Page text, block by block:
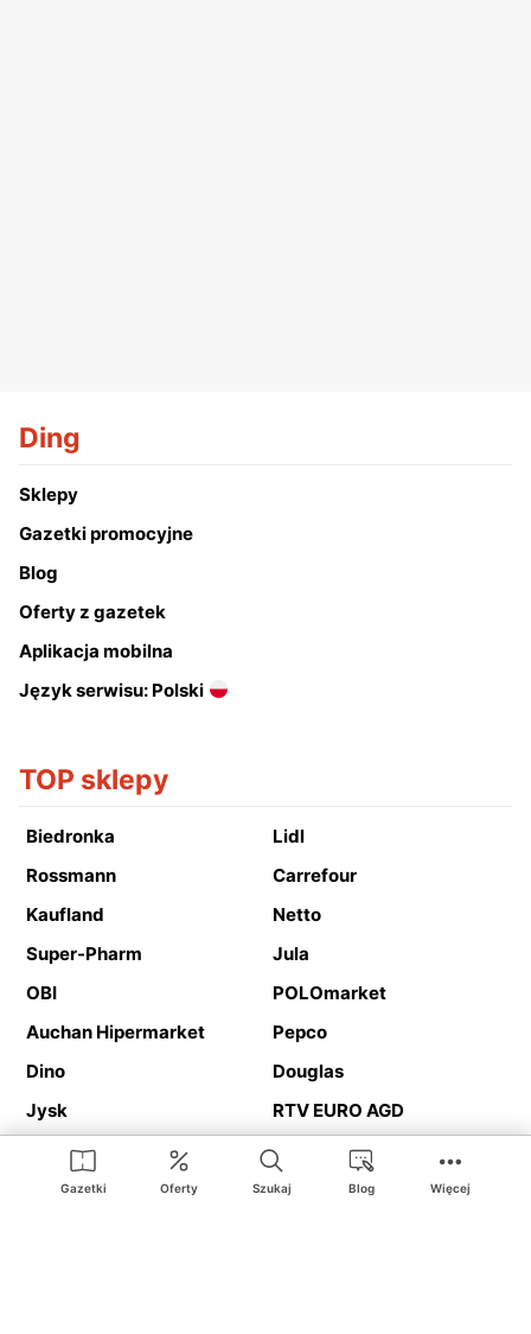
Gazetki Oferty Szukaj Blog Więcej
Ding
Sklepy
Gazetki promocyjne
Blog
Oferty z gazetek
Aplikacja mobilna
Język serwisu: Polski
TOP sklepy
Biedronka
Lidl
Rossmann
Carrefour
Kaufland
Netto
Super-Pharm
Jula
OBI
POLOmarket
Auchan Hipermarket
Pepco
Dino
Douglas
Jysk
RTV EURO AGD
Action
Media Expert
Deichmann
Media Markt